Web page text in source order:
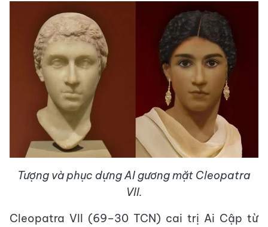
Tượng và phục dựng AI gương mặt Cleopatra
VII.
Cleopatra VII (69–30 TCN) cai trị Ai Cập từ